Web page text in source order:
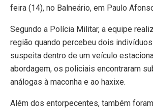
feira (14), no Balneário, em Paulo
Segundo a Polícia Militar, a equipe
região quando percebeu dois
suspeita dentro de um veículo
abordagem, os policiais encontraram
análogas à maconha e ao haxixe.
Além dos entorpecentes, também